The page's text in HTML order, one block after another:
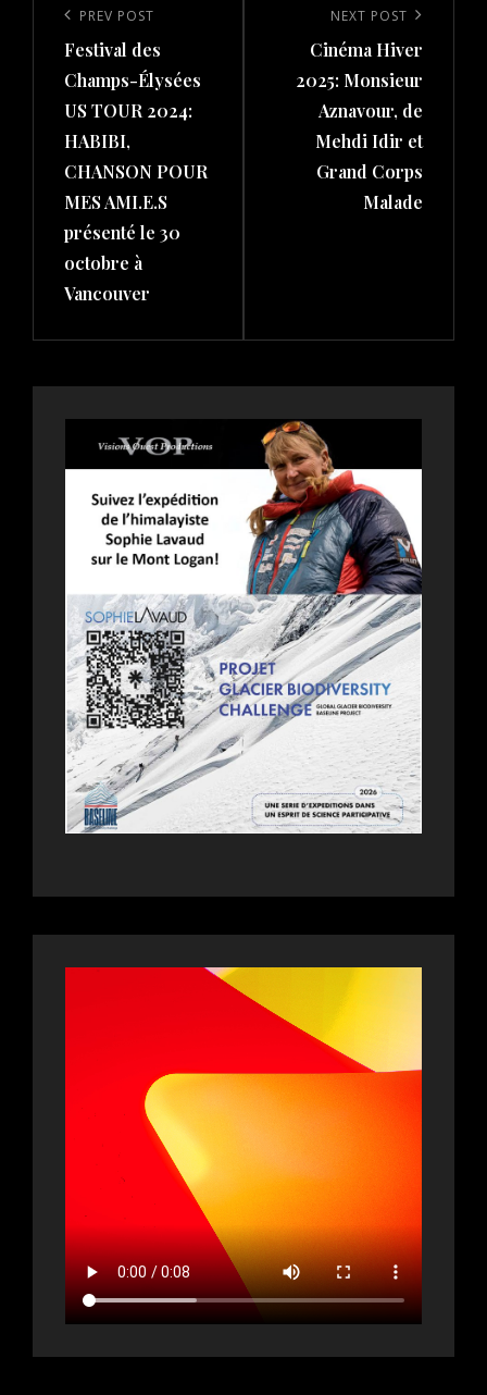
navigation
Previous
Post
PREV POST
Festival des
Champs-Élysées
US TOUR 2024:
HABIBI,
CHANSON POUR
MES AMI.E.S
présenté le 30
octobre à
Vancouver
Post
NEXT POST
Cinéma Hiver
2025: Monsieur
Aznavour, de
Mehdi Idir et
Grand Corps
Malade